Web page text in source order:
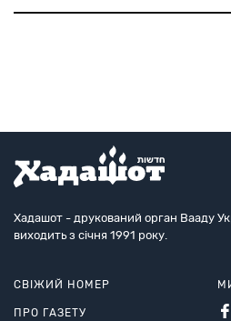
якого був Альфонс Ротшильд,
Хадашот - друкований орган Вааду
виходить з січня 1991 року.
СВІЖИЙ НОМЕР
ПРО ГАЗЕТУ